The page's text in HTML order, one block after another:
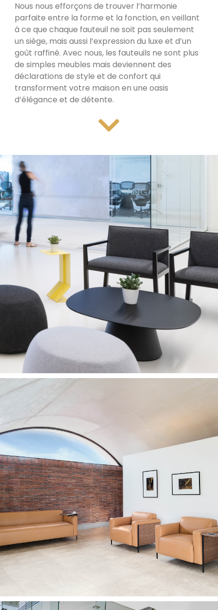
Nous nous efforçons de trouver l’harmonie
parfaite entre la forme et la fonction, en veillant
à ce que chaque fauteuil ne soit pas seulement
un siège, mais aussi l’expression du luxe et d’un
goût raffiné. Avec nous, les fauteuils ne sont plus
de simples meubles mais deviennent des
déclarations de style et de confort qui
transforment votre maison en une oasis
d’élégance et de détente.